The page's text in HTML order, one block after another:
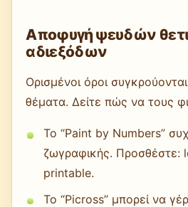
Αποφυγή ψευδών
αδιεξόδων
Ορισμένοι όροι
θέματα. Δείτε πώς να τους
Το “Paint by Numbers”
ζωγραφικής. Προσθέστε:
printable.
Το “Picross” μπορεί να